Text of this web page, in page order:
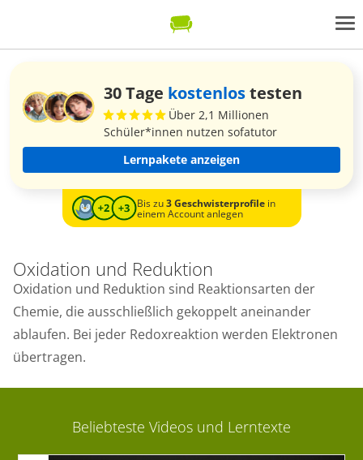
30 Tage kostenlostesten
Über 2,1 Millionen
Schüler*innen nutzen sofatutor
Lernpakete anzeigen
Bis zu3 Geschwisterprofilein
einem Account anlegen
Oxidation und Reduktion
Oxidation und Reduktion sind Reaktionsarten der
Chemie, die ausschließlich gekoppelt aneinander
ablaufen. Bei jeder Redoxreaktion werden Elektronen
übertragen.
Beliebteste Videos und Lerntexte